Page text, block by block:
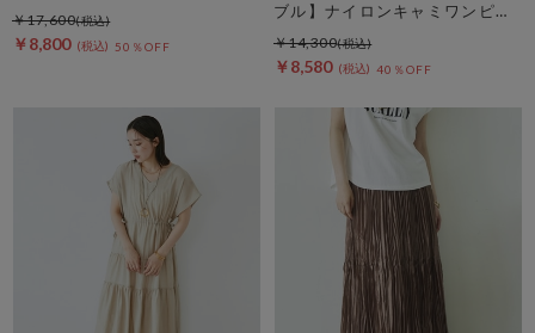
￥8,800 50％OFF
￥17,600
ブル】ナイロンキャミワンピー
ス
￥8,580 40％OFF
￥14,300